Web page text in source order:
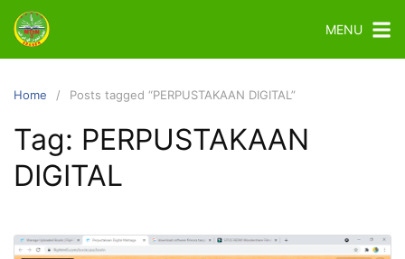
MENU
Home Posts tagged “PERPUSTAKAAN DIGITAL”
Tag: PERPUSTAKAAN
DIGITAL